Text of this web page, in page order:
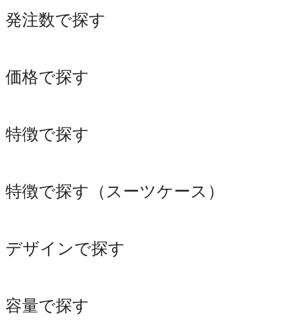
発注数で探す
価格で探す
特徴で探す
特徴で探す（スーツケース）
デザインで探す
容量で探す